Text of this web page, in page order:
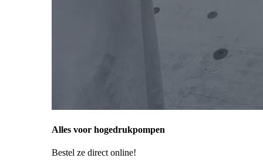
Alles voor hogedrukpompen
Bestel ze direct online!